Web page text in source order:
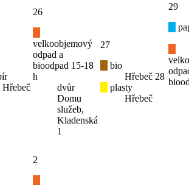
Hřebeč
26
velkoobjemový
odpad a
bioodpad 15-18
h
dvůr
Domu
služeb,
Kladenská
1
27
bio
Hřebeč
plasty
Hřebeč
28
29
2